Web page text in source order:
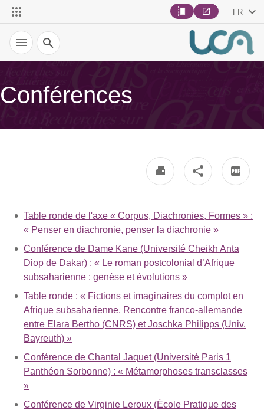
FR
Recherche
Conférences
Table ronde de l'axe « Corpus, Diachronies, Formes » :
« Penser en diachronie, penser la diachronie »
Conférence de Dame Kane (Université Cheikh Anta
Diop de Dakar) : « Le roman postcolonial d’Afrique
subsaharienne : genèse et évolutions »
Table ronde : « Fictions et imaginaires du complot en
Afrique subsaharienne. Rencontre franco-allemande
entre Elara Bertho (CNRS) et Joschka Philipps (Univ.
Bayreuth) »
Conférence de Chantal Jaquet (Université Paris 1
Panthéon Sorbonne) : « Métamorphoses transclasses
»
Conférence de Virginie Leroux (École Pratique des